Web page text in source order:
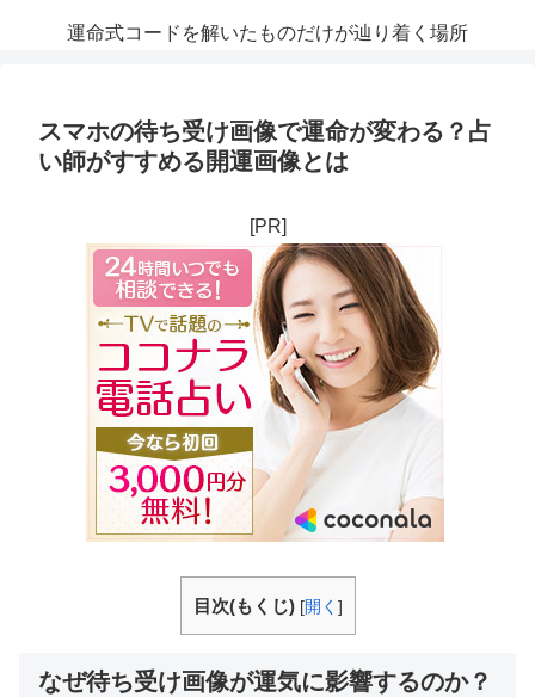
運命式コードを解いたものだけが辿り着く場所
スマホの待ち受け画像で運命が変わる？占
い師がすすめる開運画像とは
[PR]
目次(もくじ) [開く ]
なぜ待ち受け画像が運気に影響するのか？